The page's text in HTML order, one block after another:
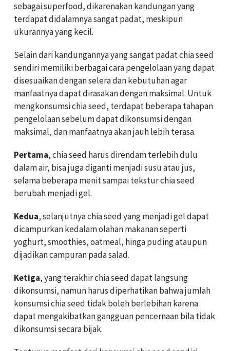
sebagai superfood, dikarenakan kandungan yang
terdapat didalamnya sangat padat, meskipun
ukurannya yang kecil.
Selain dari kandungannya yang sangat padat chia seed
sendiri memiliki berbagai cara pengelolaan yang dapat
disesuaikan dengan selera dan kebutuhan agar
manfaatnya dapat dirasakan dengan maksimal. Untuk
mengkonsumsi chia seed, terdapat beberapa tahapan
pengelolaan sebelum dapat dikonsumsi dengan
maksimal, dan manfaatnya akan jauh lebih terasa.
Pertama, chia seed harus direndam terlebih dulu
dalam air, bisa juga diganti menjadi susu atau jus,
selama beberapa menit sampai tekstur chia seed
berubah menjadi gel.
Kedua, selanjutnya chia seed yang menjadi gel dapat
dicampurkan kedalam olahan makanan seperti
yoghurt, smoothies, oatmeal, hinga puding ataupun
dijadikan campuran pada salad.
Ketiga, yang terakhir chia seed dapat langsung
dikonsumsi, namun harus diperhatikan bahwa jumlah
konsumsi chia seed tidak boleh berlebihan karena
dapat mengakibatkan gangguan pencernaan bila tidak
dikonsumsi secara bijak.